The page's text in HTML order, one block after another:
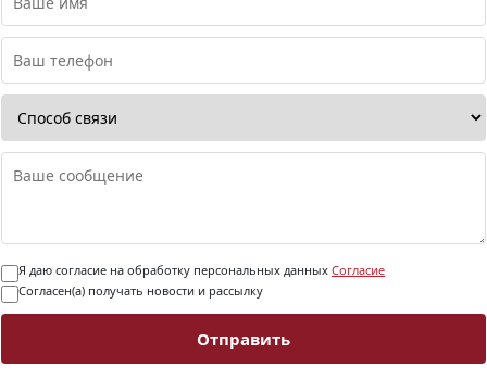
Я даю согласие на обработку персональных данных Согласие
Согласен(а) получать новости и рассылку
Отправить